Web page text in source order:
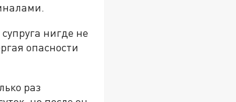
нигде не
опасности
раз